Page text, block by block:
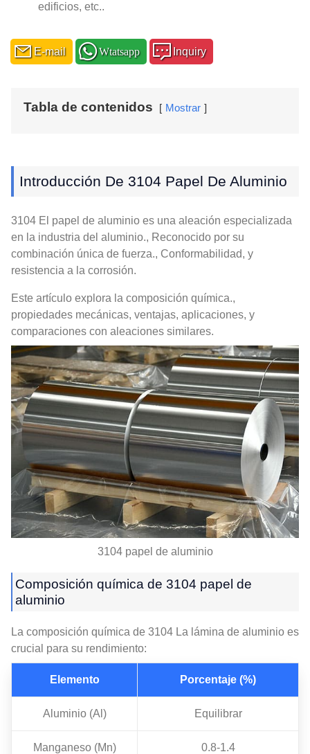
edificios, etc..
E-mail Wtatsapp Inquiry
Tabla de contenidos Mostrar
Introducción De 3104 Papel De Aluminio
3104 El papel de aluminio es una aleación especializada
en la industria del aluminio., Reconocido por su
combinación única de fuerza., Conformabilidad, y
resistencia a la corrosión.
Este artículo explora la composición química.,
propiedades mecánicas, ventajas, aplicaciones, y
comparaciones con aleaciones similares.
3104 papel de aluminio
Composición química de 3104 papel de
aluminio
La composición química de 3104 La lámina de aluminio es
crucial para su rendimiento:
Elemento Porcentaje (%)
Aluminio (Al) Equilibrar
Manganeso (Mn) 0.8-1.4